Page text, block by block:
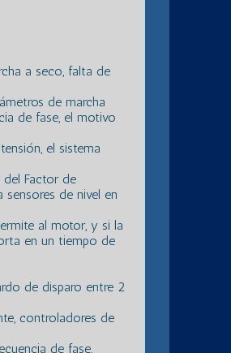
a seco, falta de
de marcha
de fase, el motivo
el sistema
Factor de
sensores de nivel en
al motor, y si la
en un tiempo de
de disparo entre 2
controladores de
de fase.